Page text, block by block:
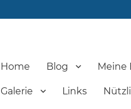
Home Blog Meine
Galerie Links